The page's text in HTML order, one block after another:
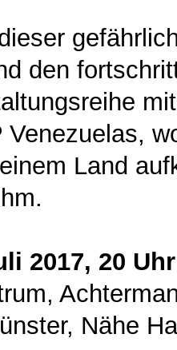
den
Venezuelas,
Land
2017, 20 Uhr
Nähe